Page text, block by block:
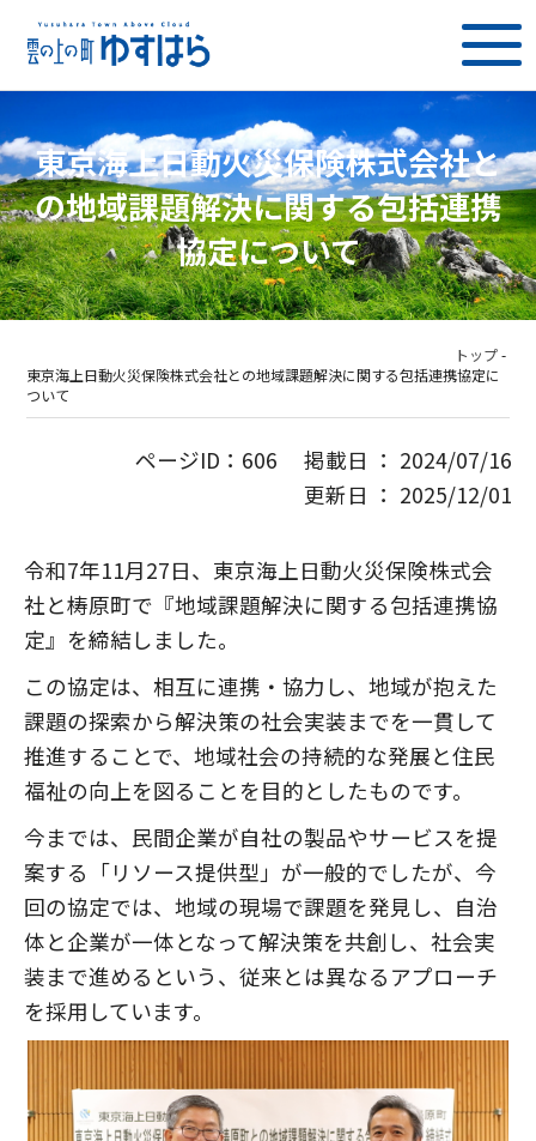
東京海上日動火災保険株式会社と
の地域課題解決に関する包括連携
協定について
トップ-
東京海上日動火災保険株式会社との地域課題解決に関する包括連携協定に
ついて
ページID：606 掲載日 ： 2024/07/16
更新日 ： 2025/12/01
令和7年11月27日、東京海上日動火災保険株式会
社と梼原町で『地域課題解決に関する包括連携協
定』を締結しました。
この協定は、相互に連携・協力し、地域が抱えた
課題の探索から解決策の社会実装までを一貫して
推進することで、地域社会の持続的な発展と住民
福祉の向上を図ることを目的としたものです。
今までは、民間企業が自社の製品やサービスを提
案する「リソース提供型」が一般的でしたが、今
回の協定では、地域の現場で課題を発見し、自治
体と企業が一体となって解決策を共創し、社会実
装まで進めるという、従来とは異なるアプローチ
を採用しています。